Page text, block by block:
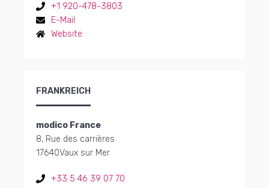
+1 920-478-3803
E-Mail
Website
FRANKREICH
modico France
8, Rue des carrières
17640Vaux sur Mer
+33 5 46 39 07 70